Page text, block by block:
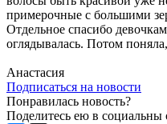
примерочные с большими
Отдельное спасибо
оглядывалась. Потом
Анастасия
Подписаться на новости
Понравилась новость?
Поделитесь ею в социальны